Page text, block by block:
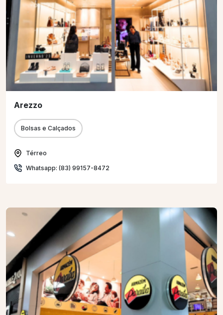
Arezzo
Bolsas e Calçados
Térreo
Whatsapp: (83) 99157-8472